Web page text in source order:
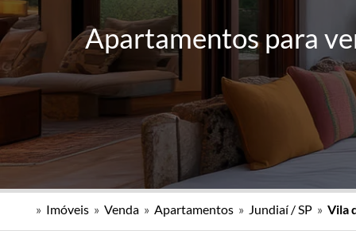
Apartamentos para
» Imóveis » Venda » Apartamentos » Jundiaí / SP » Vila